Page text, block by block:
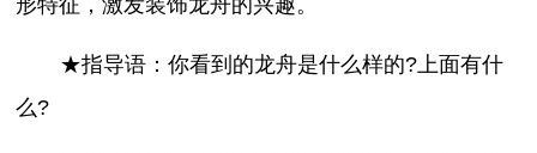
形特征，激发装饰龙舟的兴趣。
★指导语：你看到的龙舟是什么样的?上面有什
么?